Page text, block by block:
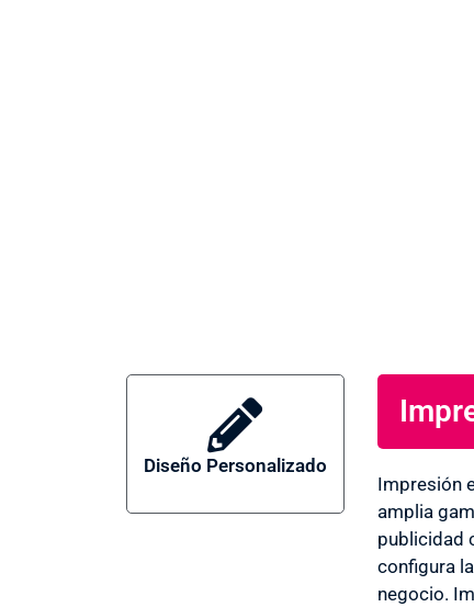
Imprent
Diseño Personalizado
Impresión
amplia
publicidad
configura
negocio.